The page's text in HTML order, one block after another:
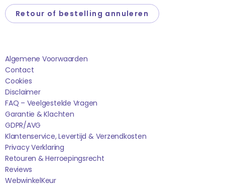
Retour of bestelling annuleren
Algemene Voorwaarden
Contact
Cookies
Disclaimer
FAQ – Veelgestelde Vragen
Garantie & Klachten
GDPR/AVG
Klantenservice, Levertijd & Verzendkosten
Privacy Verklaring
Retouren & Herroepingsrecht
Reviews
WebwinkelKEur